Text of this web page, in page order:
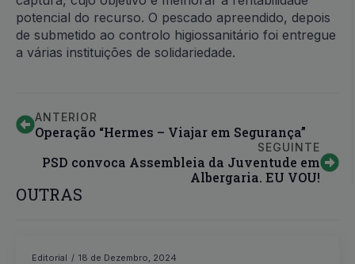
potencial do recurso. O pescado apreendido, depois
de submetido ao controlo higiossanitário foi entregue
a várias instituições de solidariedade.
ANTERIOR
Operação “Hermes – Viajar em Segurança”
SEGUINTE
PSD convoca Assembleia da Juventude em
Albergaria. EU VOU!
OUTRAS
Editorial 18 de Dezembro, 2024